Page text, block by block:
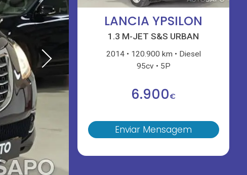
LANCIA YPSILON
1.3 M-JET S&S URBAN
2014 120.900 km
Diesel
95cv
5P
6.900€
Enviar Mensagem